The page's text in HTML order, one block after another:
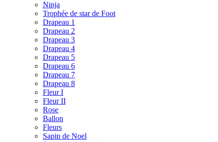
Ninja
Trophée de star de Foot
Drapeau 1
Drapeau 2
Drapeau 3
Drapeau 4
Drapeau 5
Drapeau 6
Drapeau 7
Drapeau 8
Fleur I
Fleur II
Rose
Ballon
Fleurs
Sapin de Noel